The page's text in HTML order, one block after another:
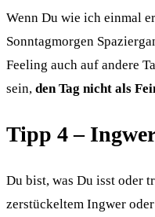
Wenn Du wie ich einmal
Sonntagmorgen
Feeling auch auf andere
sein, den Tag nicht als
Tipp 4 –
Du bist, was Du isst oder
zerstückeltem Ingwer